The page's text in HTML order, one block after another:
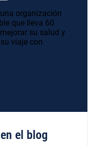
organización
que lleva 60
su salud y
viaje con
el blog